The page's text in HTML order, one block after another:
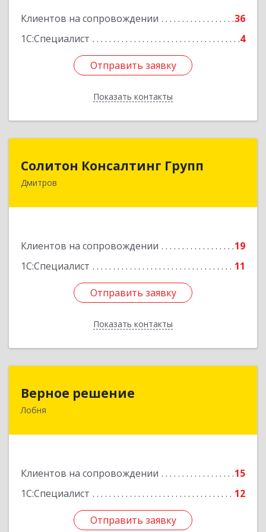
Клиентов на сопровождении
36
1С:Специалист
4
Отправить заявку
Показать контакты
Отправить заявку
Назад
Солитон Консалтинг Групп
Дмитров
Клиентов на сопровождении
19
1С:Специалист
11
Отправить заявку
Показать контакты
141804, Московская обл, г.о. Дмитровский,
Отправить заявку
Назад
Верное решение
Лобня
Клиентов на сопровождении
15
1С:Специалист
12
Отправить заявку
141730, Московская обл, Лобня г, Чехова ул,
Отправить заявку